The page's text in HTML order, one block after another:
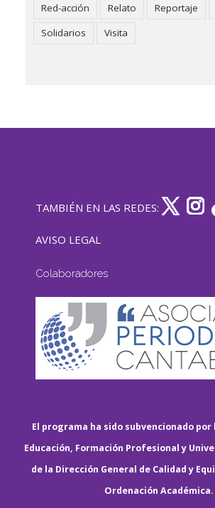
Red-acción
Relato Reportaje
Solidarios
Visita
TAMBIÉN EN LAS REDES:
AVISO LEGAL
Colaboradores
El programa ha sido subvencionado por
Educación, Formación Profesional y
de la Dirección General de Calidad y
Ordenación Académica.